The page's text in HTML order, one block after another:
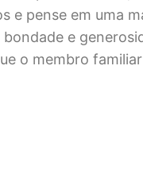
e pense em uma
bondade e
o membro